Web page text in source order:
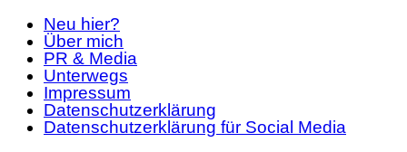
Neu hier?
Über mich
PR & Media
Unterwegs
Impressum
Datenschutzerklärung
Datenschutzerklärung für Social Media